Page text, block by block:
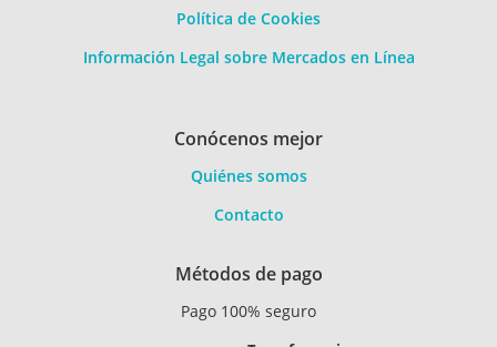
Política de Cookies
Información Legal sobre Mercados en Línea
Conócenos mejor
Quiénes somos
Contacto
Métodos de pago
Pago 100% seguro